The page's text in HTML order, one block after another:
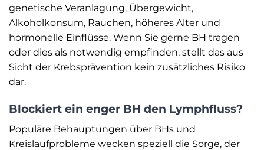
genetische Veranlagung, Übergewicht,
Alkoholkonsum, Rauchen, höheres Alter und
hormonelle Einflüsse. Wenn Sie gerne BH tragen
oder dies als notwendig empfinden, stellt das aus
Sicht der Krebsprävention kein zusätzliches Risiko
dar.
Blockiert ein enger BH den Lymphfluss?
Populäre Behauptungen über BHs und
Kreislaufprobleme wecken speziell die Sorge, der